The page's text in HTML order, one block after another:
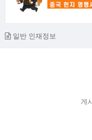
일반 인재정보
게